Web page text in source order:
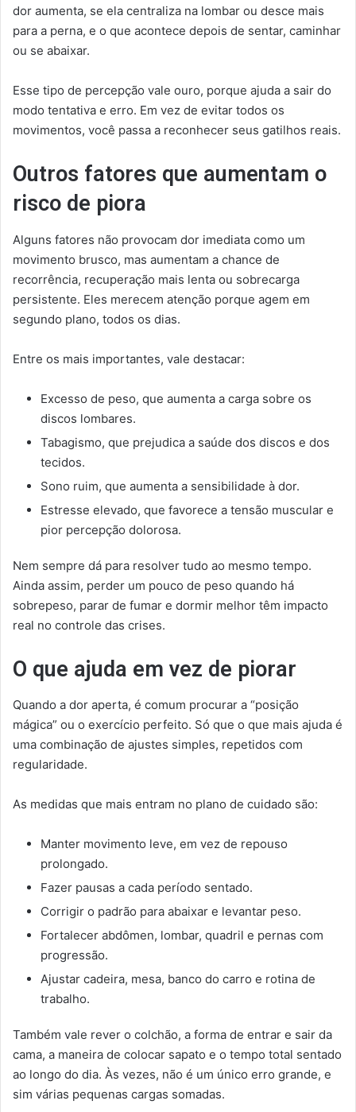
dor aumenta, se ela centraliza na lombar ou desce mais
para a perna, e o que acontece depois de sentar, caminhar
ou se abaixar.
Esse tipo de percepção vale ouro, porque ajuda a sair do
modo tentativa e erro. Em vez de evitar todos os
movimentos, você passa a reconhecer seus gatilhos reais.
Outros fatores que aumentam o
risco de piora
Alguns fatores não provocam dor imediata como um
movimento brusco, mas aumentam a chance de
recorrência, recuperação mais lenta ou sobrecarga
persistente. Eles merecem atenção porque agem em
segundo plano, todos os dias.
Entre os mais importantes, vale destacar:
Excesso de peso, que aumenta a carga sobre os
discos lombares.
Tabagismo, que prejudica a saúde dos discos e dos
tecidos.
Sono ruim, que aumenta a sensibilidade à dor.
Estresse elevado, que favorece a tensão muscular e
pior percepção dolorosa.
Nem sempre dá para resolver tudo ao mesmo tempo.
Ainda assim, perder um pouco de peso quando há
sobrepeso, parar de fumar e dormir melhor têm impacto
real no controle das crises.
O que ajuda em vez de piorar
Quando a dor aperta, é comum procurar a “posição
mágica” ou o exercício perfeito. Só que o que mais ajuda é
uma combinação de ajustes simples, repetidos com
regularidade.
As medidas que mais entram no plano de cuidado são:
Manter movimento leve, em vez de repouso
prolongado.
Fazer pausas a cada período sentado.
Corrigir o padrão para abaixar e levantar peso.
Fortalecer abdômen, lombar, quadril e pernas com
progressão.
Ajustar cadeira, mesa, banco do carro e rotina de
trabalho.
Também vale rever o colchão, a forma de entrar e sair da
cama, a maneira de colocar sapato e o tempo total sentado
ao longo do dia. Às vezes, não é um único erro grande, e
sim várias pequenas cargas somadas.